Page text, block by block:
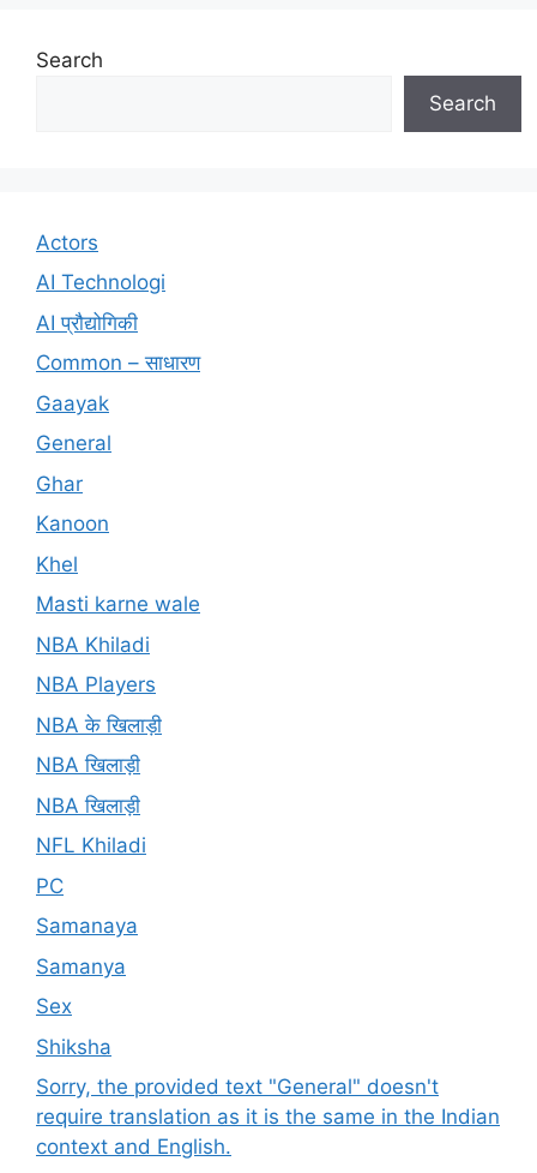
Search
Search
Actors
AI Technologi
AI प्रौद्योगिकी
Common – साधारण
Gaayak
General
Ghar
Kanoon
Khel
Masti karne wale
NBA Khiladi
NBA Players
NBA के खिलाड़ी
NBA खिलाड़ी
NBA खिलाड़ी
NFL Khiladi
PC
Samanaya
Samanya
Sex
Shiksha
Sorry, the provided text "General" doesn't
require translation as it is the same in the Indian
context and English.